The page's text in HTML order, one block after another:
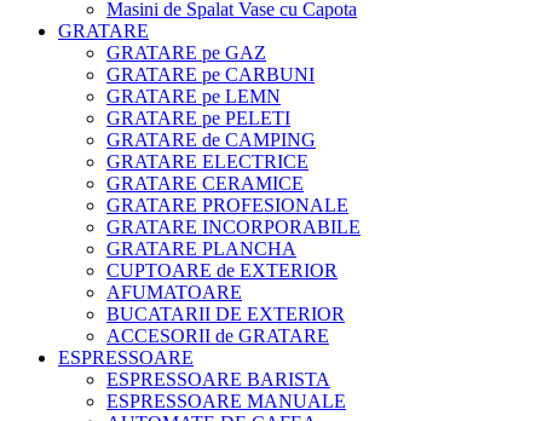
Masini de Spalat Vase cu Capota
GRATARE
GRATARE pe GAZ
GRATARE pe CARBUNI
GRATARE pe LEMN
GRATARE pe PELETI
GRATARE de CAMPING
GRATARE ELECTRICE
GRATARE CERAMICE
GRATARE PROFESIONALE
GRATARE INCORPORABILE
GRATARE PLANCHA
CUPTOARE de EXTERIOR
AFUMATOARE
BUCATARII DE EXTERIOR
ACCESORII de GRATARE
ESPRESSOARE
ESPRESSOARE BARISTA
ESPRESSOARE MANUALE